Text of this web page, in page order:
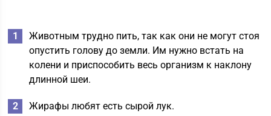
Животным трудно пить, так как они не могут стоя
опустить голову до земли. Им нужно встать на
колени и приспособить весь организм к наклону
длинной шеи.
Жирафы любят есть сырой лук.